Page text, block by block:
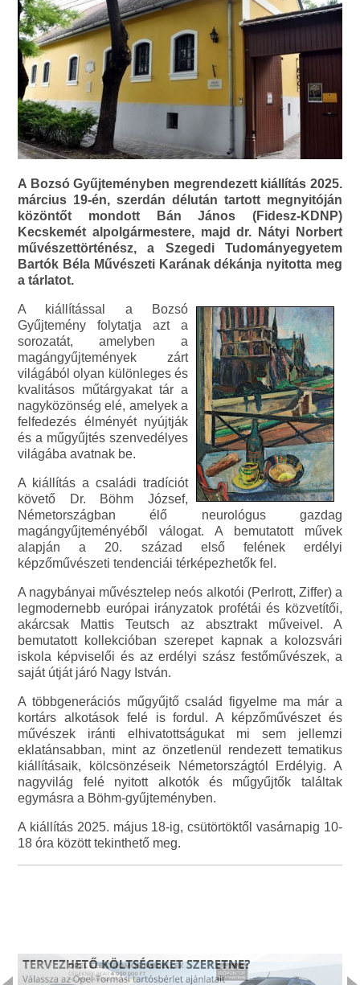
A Bozsó Gyűjteményben megrendezett kiállítás 2025.
március 19-én, szerdán délután tartott megnyitóján
közöntőt mondott Bán János (Fidesz-KDNP)
Kecskemét alpolgármestere, majd dr. Nátyi Norbert
művészettörténész, a Szegedi Tudományegyetem
Bartók Béla Művészeti Karának dékánja nyitotta meg
a tárlatot.
A kiállítással a Bozsó
Gyűjtemény folytatja azt a
sorozatát, amelyben a
magángyűjtemények zárt
világából olyan különleges és
kvalitásos műtárgyakat tár a
nagyközönség elé, amelyek a
felfedezés élményét nyújtják
és a műgyűjtés szenvedélyes
világába avatnak be.
A kiállítás a családi tradíciót
követő Dr. Böhm József,
Németországban élő neurológus gazdag
magángyűjteményéből válogat. A bemutatott művek
alapján a 20. század első felének erdélyi
képzőművészeti tendenciái térképezhetők fel.
A nagybányai művésztelep neós alkotói (Perlrott, Ziffer) a
legmodernebb európai irányzatok profétái és közvetítői,
akárcsak Mattis Teutsch az absztrakt műveivel. A
bemutatott kollekcióban szerepet kapnak a kolozsvári
iskola képviselői és az erdélyi szász festőművészek, a
saját útját járó Nagy István.
A többgenerációs műgyűjtő család figyelme ma már a
kortárs alkotások felé is fordul. A képzőművészet és
művészek iránti elhivatottságukat mi sem jellemzi
eklatánsabban, mint az önzetlenül rendezett tematikus
kiállításaik, kölcsönzéseik Németországtól Erdélyig. A
nagyvilág felé nyitott alkotók és műgyűjtők találtak
egymásra a Böhm-gyűjteményben.
A kiállítás 2025. május 18-ig, csütörtöktől vasárnapig 10-
18 óra között tekinthető meg.